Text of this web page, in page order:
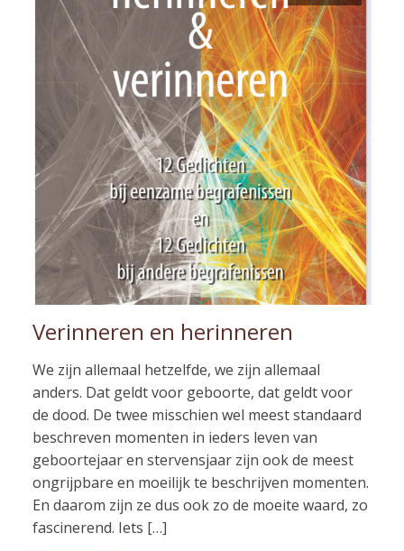
Verinneren en herinneren
We zijn allemaal hetzelfde, we zijn allemaal
anders. Dat geldt voor geboorte, dat geldt voor
de dood. De twee misschien wel meest standaard
beschreven momenten in ieders leven van
geboortejaar en stervensjaar zijn ook de meest
ongrijpbare en moeilijk te beschrijven momenten.
En daarom zijn ze dus ook zo de moeite waard, zo
fascinerend. Iets […]